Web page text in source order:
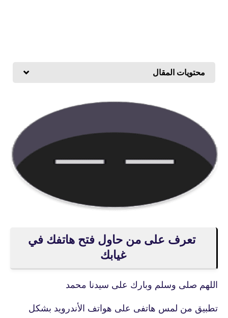
محتويات المقال
تعرف على من حاول فتح هاتفك في
غيابك
اللهم صلى وسلم وبارك على سيدنا محمد
تطبيق من لمس هاتفى على هواتف الأندرويد بشكل